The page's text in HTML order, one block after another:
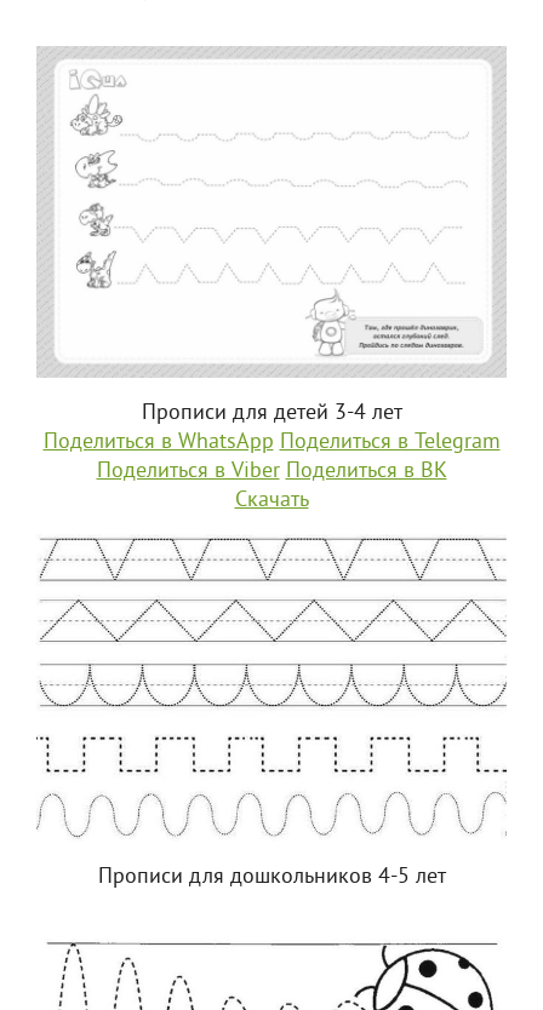
Прописи для детей 3-4 лет
Поделиться в WhatsApp Поделиться в Telegram
Поделиться в Viber Поделиться в ВК
Скачать
Прописи для дошкольников 4-5 лет